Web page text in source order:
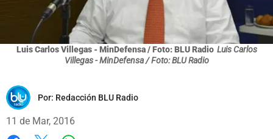
Luis Carlos Villegas - MinDefensa / Foto: BLU Radio Luis Carlos
Villegas - MinDefensa / Foto: BLU Radio
Por: Redacción BLU Radio
11 de Mar, 2016